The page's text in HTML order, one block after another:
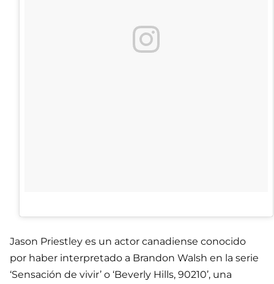
Jason Priestley es un actor canadiense conocido
por haber interpretado a Brandon Walsh en la serie
‘Sensación de vivir’ o ‘Beverly Hills, 90210’, una